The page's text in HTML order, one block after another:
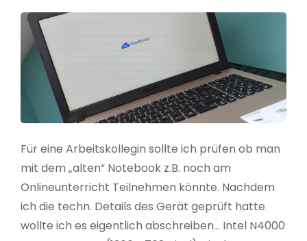
Für eine Arbeitskollegin sollte ich prüfen ob man
mit dem „alten“ Notebook z.B. noch am
Onlineunterricht Teilnehmen könnte. Nachdem
ich die techn. Details des Gerät geprüft hatte
wollte ich es eigentlich abschreiben… Intel N4000